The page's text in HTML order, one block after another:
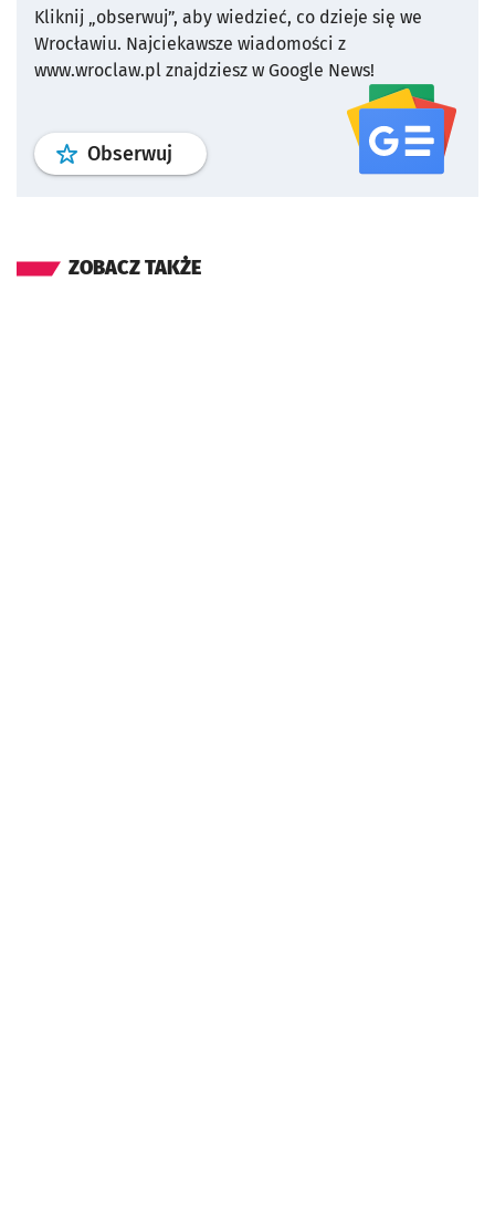
Kliknij „obserwuj”, aby wiedzieć, co dzieje się we
Wrocławiu. Najciekawsze wiadomości z
www.wroclaw.pl znajdziesz w Google News!
Obserwuj profil serwisu
ZOBACZ TAKŻE